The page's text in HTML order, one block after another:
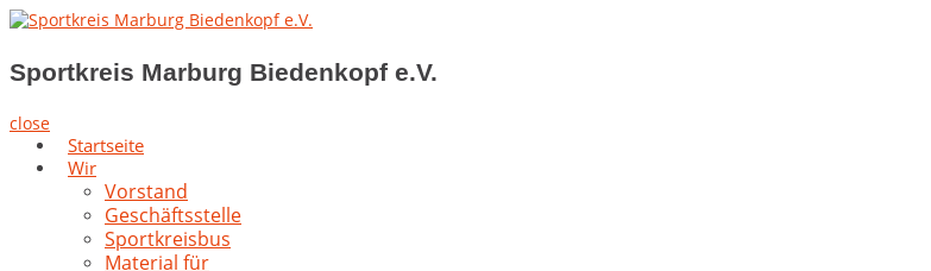
Skip
content
Sportkreis Marburg Biedenkopf e.V.
Sportkreis Marburg Biedenkopf e.V.
close
Startseite
Wir
Vorstand
Geschäftsstelle
Sportkreisbus
Material für